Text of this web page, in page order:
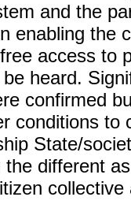
and the
enabling the
access to
heard.
confirmed
conditions to
State/
the different